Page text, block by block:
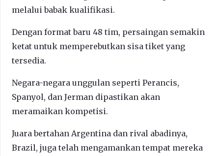
melalui babak kualifikasi.
Dengan format baru 48 tim, persaingan semakin
ketat untuk memperebutkan sisa tiket yang
tersedia.
Negara-negara unggulan seperti Perancis,
Spanyol, dan Jerman dipastikan akan
meramaikan kompetisi.
Juara bertahan Argentina dan rival abadinya,
Brazil, juga telah mengamankan tempat mereka